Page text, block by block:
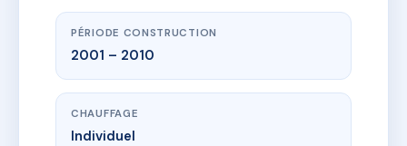
PÉRIODE CONSTRUCTION
2001 – 2010
CHAUFFAGE
Individuel